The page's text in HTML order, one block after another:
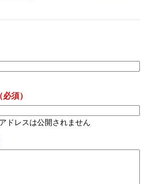
必須）
ドレスは公開されません